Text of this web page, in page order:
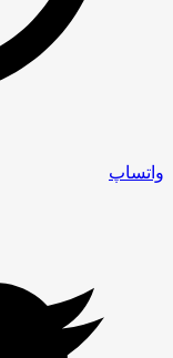
واتساپ